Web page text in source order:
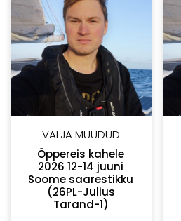
VÄLJA MÜÜDUD
Õppereis kahele
2026 12-14 juuni
Soome saarestikku
(26PL-Julius
Tarand-1)